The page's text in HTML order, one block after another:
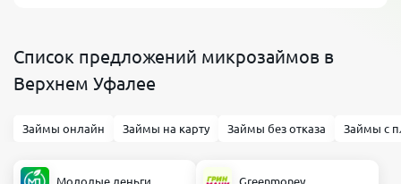
Список предложений микрозаймов в
Верхнем Уфалее
Займы онлайн Займы на карту Займы без отказа Займы с
Молодые деньги Greenmoney